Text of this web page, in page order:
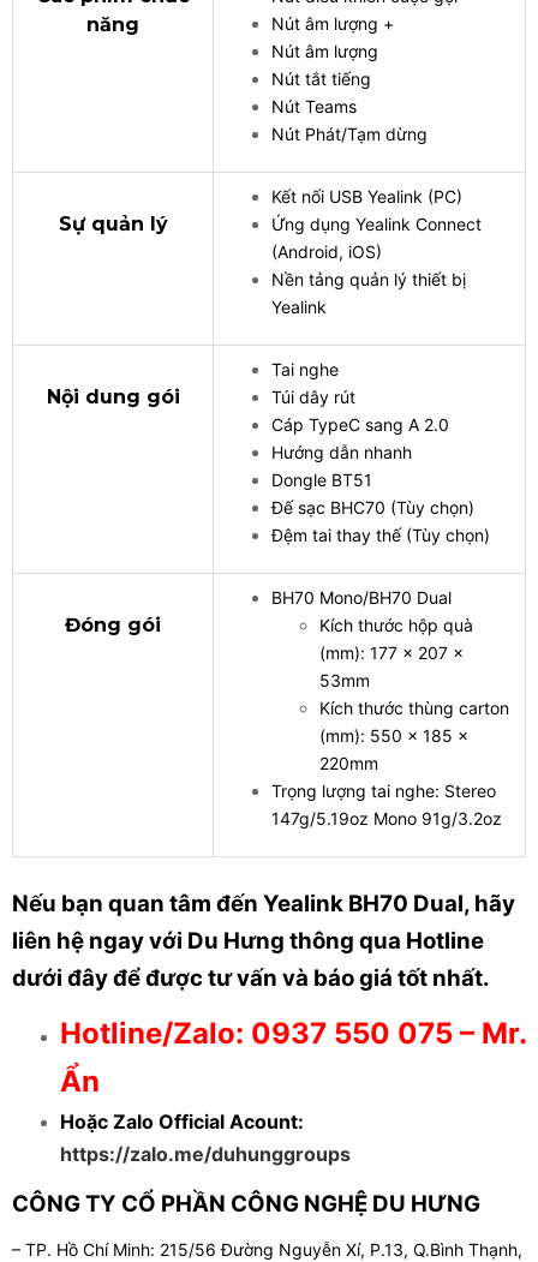
năng
Nút âm lượng +
Nút âm lượng
Nút tắt tiếng
Nút Teams
Nút Phát/Tạm dừng
Sự quản lý
Kết nối USB Yealink (PC)
Ứng dụng Yealink Connect
(Android, iOS)
Nền tảng quản lý thiết bị
Yealink
Nội dung gói
Tai nghe
Túi dây rút
Cáp TypeC sang A 2.0
Hướng dẫn nhanh
Dongle BT51
Đế sạc BHC70 (Tùy chọn)
Đệm tai thay thế (Tùy chọn)
Đóng gói
BH70 Mono/BH70 Dual
Kích thước hộp quà
(mm): 177 x 207 x
53mm
Kích thước thùng carton
(mm): 550 x 185 x
220mm
Trọng lượng tai nghe: Stereo
147g/5.19oz Mono 91g/3.2oz
Nếu bạn quan tâm đến Yealink BH70 Dual, hãy
liên hệ ngay với Du Hưng thông qua Hotline
dưới đây để đượctư vấn và báo giá tốt nhất.
Hotline/Zalo: 0937 550 075 – Mr.
Ẩn
Hoặc Zalo Official Acount:
https://zalo.me/duhunggroups
CÔNG TY CỔ PHẦN CÔNG NGHỆ DU HƯNG
– TP. Hồ Chí Minh: 215/56 Đường Nguyễn Xí, P.13, Q.Bình Thạnh,